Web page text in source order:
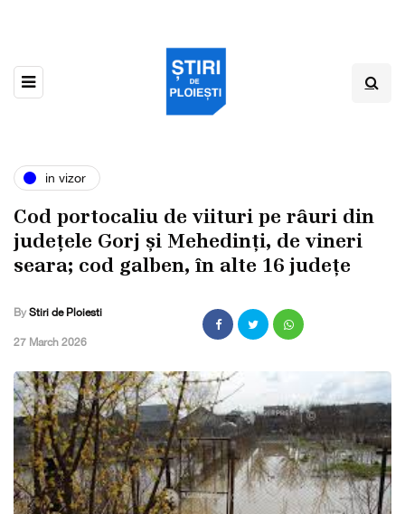
in vizor
Cod portocaliu de viituri pe râuri din
județele Gorj și Mehedinți, de vineri
seara; cod galben, în alte 16 județe
By Stiri de Ploiesti
,27 March 2026